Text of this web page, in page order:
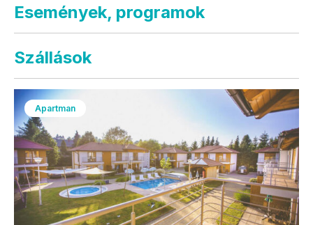
Események, programok
Szállások
Apartman